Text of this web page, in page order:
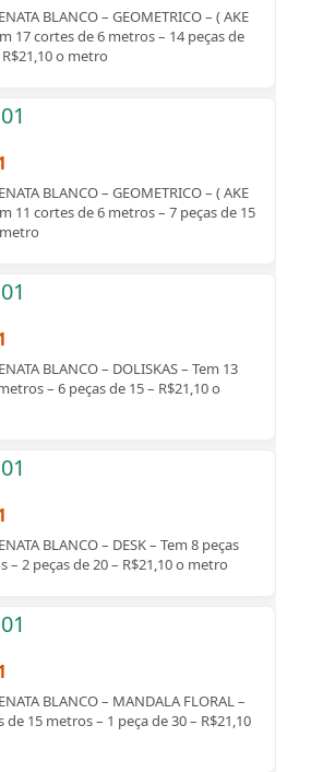
BLANCO – GEOMETRICO – ( AKE
17 cortes de 6 metros – 14 peças de
o metro
BLANCO – GEOMETRICO – ( AKE
11 cortes de 6 metros – 7 peças de 15
BLANCO – DOLISKAS – Tem 13
– 6 peças de 15 – R$21,10 o
BLANCO – DESK – Tem 8 peças
– 2 peças de 20 – R$21,10 o metro
BLANCO – MANDALA FLORAL –
de 15 metros – 1 peça de 30 – R$21,10